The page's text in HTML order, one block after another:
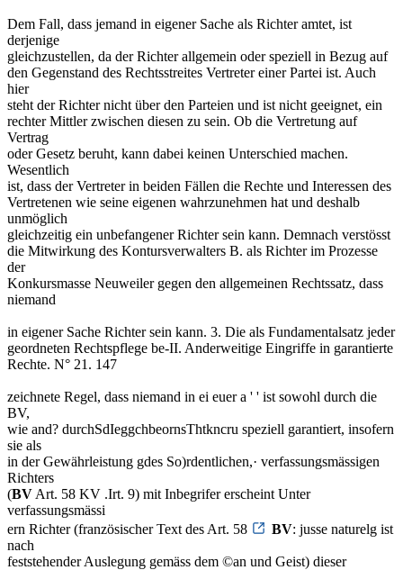
Dem Fall, dass jemand in eigener Sache als Richter amtet, ist
derjenige
gleichzustellen, da der Richter allgemein oder speziell in Bezug auf
den Gegenstand des Rechtsstreites Vertreter einer Partei ist. Auch
hier
steht der Richter nicht über den Parteien und ist nicht geeignet, ein
rechter Mittler zwischen diesen zu sein. Ob die Vertretung auf
Vertrag
oder Gesetz beruht, kann dabei keinen Unterschied machen.
Wesentlich
ist, dass der Vertreter in beiden Fällen die Rechte und Interessen des
Vertretenen wie seine eigenen wahrzunehmen hat und deshalb
unmöglich
gleichzeitig ein unbefangener Richter sein kann. Demnach verstösst
die Mitwirkung des Kontursverwalters B. als Richter im Prozesse
der
Konkursmasse Neuweiler gegen den allgemeinen Rechtssatz, dass
niemand
in eigener Sache Richter sein kann. 3. Die als Fundamentalsatz jeder
geordneten Rechtspflege be-II. Anderweitige Eingriffe in garantierte
Rechte. N° 21. 147
zeichnete Regel, dass niemand in ei euer a ' ' ist sowohl durch die
BV,
wie and? durchSdIeggchbeornsThtkncru speziell garantiert, insofern
sie als
in der Gewährleistung gdes So)rdentlichen,· verfassungsmässigen
Richters
(BV Art. 58 KV .Irt. 9) mit Inbegrifer erscheint Unter
verfassungsmässi
ern Richter (französischer Text des Art. 58
BV: jusse naturelg ist
nach
feststehender Auslegung gemäss dem ©an und Geist) dieser